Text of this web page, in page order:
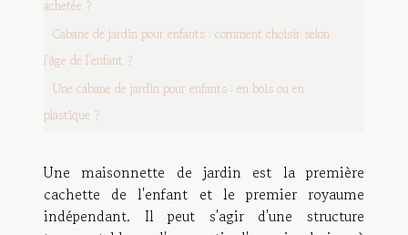
achetée ?
Cabane de jardin pour enfants : comment choisir selon
l'âge de l'enfant ?
Une cabane de jardin pour enfants : en bois ou en
plastique ?
Une maisonnette de jardin est la première
cachette de l'enfant et le premier royaume
indépendant. Il peut s'agir d'une structure